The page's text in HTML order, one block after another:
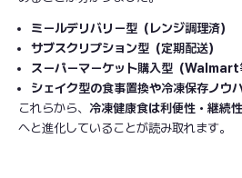
ミールデリバリー型（レンジ調理済）
サブスクリプション型（定期配送）
スーパーマーケット購入型（Walmart
シェイク型の食事置換や冷凍保存ノウ
これらから、 冷凍健康食は利便性・継続
へと進化していることが読み取れます。